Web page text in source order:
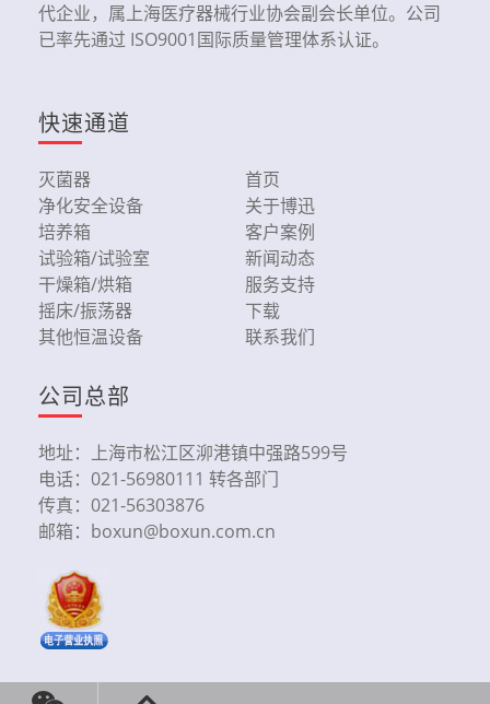
代企业，属上海医疗器械行业协会副会长单位。公司
已率先通过 ISO9001国际质量管理体系认证。
快速通道
灭菌器
净化安全设备
培养箱
试验箱/试验室
干燥箱/烘箱
摇床/振荡器
其他恒温设备
首页
关于博迅
客户案例
新闻动态
服务支持
下载
联系我们
公司总部
地址：上海市松江区泖港镇中强路599号
电话：021-56980111 转各部门
传真：021-56303876
邮箱：boxun@boxun.com.cn